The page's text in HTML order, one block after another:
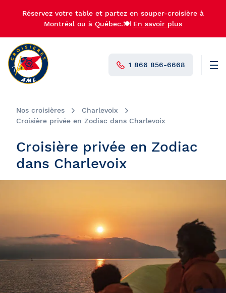
Réservez votre table et partez en souper-croisière à
Montréal ou à Québec.🍽️ En savoir plus
1 866 856-6668
Nos croisières
Charlevoix
Croisière privée en Zodiac dans Charlevoix
Croisière privée en Zodiac
dans Charlevoix